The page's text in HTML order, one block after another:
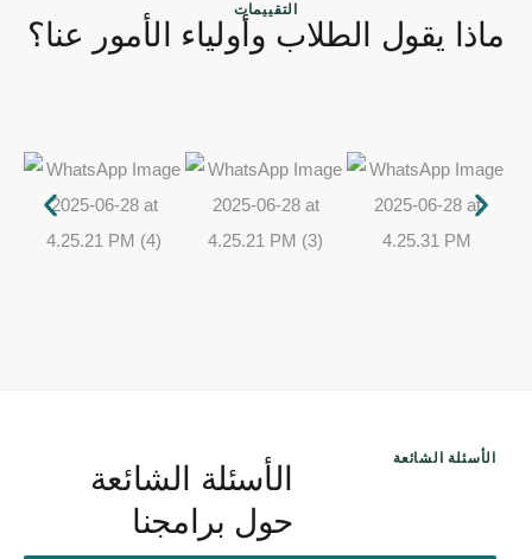
التقييمات
ماذا يقول الطلاب وأولياء الأمور عنا؟
الأسئلة الشائعة
الأسئلة الشائعة
حول برامجنا